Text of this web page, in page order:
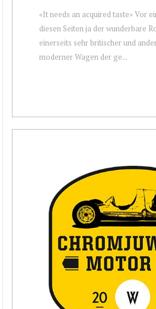
«It needs an acquired taste» Vor
diesen Seiten ja der wunderbare
einerseits sehr britischer und
moderner Wagen der ge...